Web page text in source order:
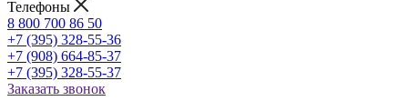
Телефоны
8 800 700 86 50
+7 (395) 328-55-36
+7 (908) 664-85-37
+7 (395) 328-55-37
Заказать звонок